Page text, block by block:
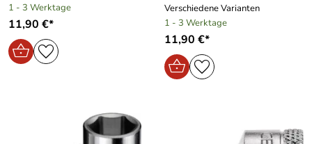
1 - 3 Werktage
11,90 €*
Verschiedene Varianten
1 - 3 Werktage
11,90 €*